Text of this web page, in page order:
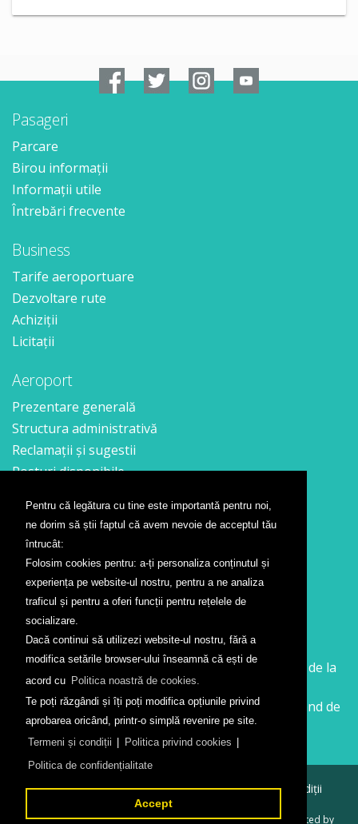
Pentru că legătura cu tine este importantă pentru noi,
ne dorim să știi faptul că avem nevoie de acceptul tău
întrucât:
Folosim cookies pentru: a-ți personaliza conținutul și
experiența pe website-ul nostru, pentru a ne analiza
traficul și pentru a oferi funcții pentru rețelele de
socializare.
Dacă continui să utilizezi website-ul nostru, fără a
modifica setările browser-ului înseamnă că ești de
acord cu Politica noastră de cookies.
Te poți răzgândi și îți poți modifica opțiunile privind
aprobarea oricând, printr-o simplă revenire pe site.
Termeni și condiții | Politica privind cookies |
Politica de confidențialitate
Accept
Pasageri
Parcare
Birou informații
Informații utile
Întrebări frecvente
Business
Tarife aeroportuare
Dezvoltare rute
Achiziții
Licitații
Aeroport
Prezentare generală
Structura administrativă
Reclamații și sugestii
Posturi disponibile
Contact
Formular contact
Localizare
Presă
Companii aeriene
Wizz Air
Călătorește la Sibiu cu Wizz Air. Zboruri începând de la
26 GBP
Călătorește de la Sibiu cu Wizz Air. Zboruri începând de
la 138 RON
© 2026Aeroportul Internațional Sibiu
Termeni și condiții
Politica de confidențialitate
Created by